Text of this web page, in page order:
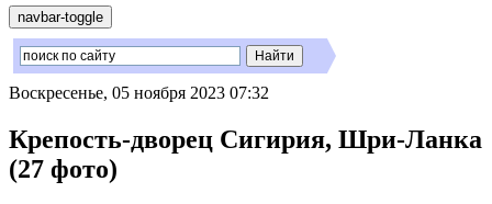
navbar-toggle
Воскресенье, 05 ноября 2023 07:32
Крепость-дворец Сигирия, Шри-Ланка
(27 фото)